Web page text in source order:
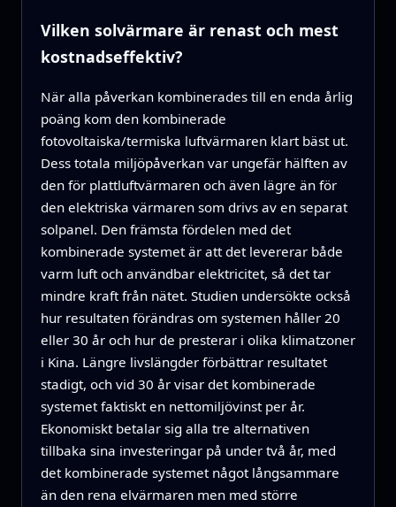
Vilken solvärmare är renast och mest
kostnadseffektiv?
När alla påverkan kombinerades till en enda årlig
poäng kom den kombinerade
fotovoltaiska/termiska luftvärmaren klart bäst ut.
Dess totala miljöpåverkan var ungefär hälften av
den för plattluftvärmaren och även lägre än för
den elektriska värmaren som drivs av en separat
solpanel. Den främsta fördelen med det
kombinerade systemet är att det levererar både
varm luft och användbar elektricitet, så det tar
mindre kraft från nätet. Studien undersökte också
hur resultaten förändras om systemen håller 20
eller 30 år och hur de presterar i olika klimatzoner
i Kina. Längre livslängder förbättrar resultatet
stadigt, och vid 30 år visar det kombinerade
systemet faktiskt en nettomiljövinst per år.
Ekonomiskt betalar sig alla tre alternativen
tillbaka sina investeringar på under två år, med
det kombinerade systemet något långsammare
än den rena elvärmaren men med större